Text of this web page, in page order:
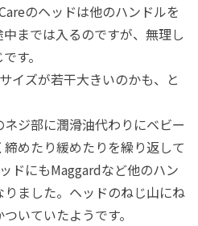
のヘッドは他のハンドルを
までは入るのですが、無理し
す。
イズが若干大きいのかも、と
ジ部に潤滑油代わりにベビー
めたり緩めたりを繰り返して
ドにもMaggardなど他のハン
ました。ヘッドのねじ山にね
いていたようです。